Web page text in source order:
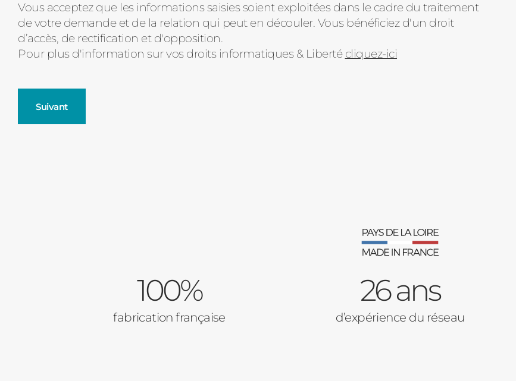
Message
d'état
Vous acceptez que les informations saisies soient exploitées dans le cadre du traitement
de votre demande et de la relation qui peut en découler. Vous bénéficiez d'un droit
d’accès, de rectification et d'opposition.
Pour plus d'information sur vos droits informatiques & Liberté cliquez-ici
Suivant
Baies Vitrées
100%
fabrication française
26 ans
d’expérience du réseau